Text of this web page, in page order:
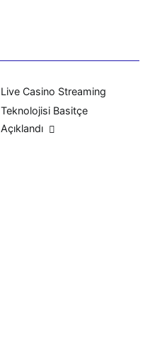
Live Casino Streaming
Teknolojisi Basitçe
Açıklandı